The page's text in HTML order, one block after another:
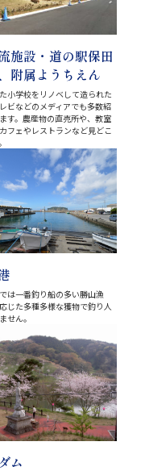
施設・道の駅保田
附属ようちえん
小学校をリノベして造られた
ビなどのメディアでも多数紹
す。農産物の直売所や、教室
フェやレストランなど見どこ
は一番釣り船の多い勝山漁
じた多種多様な獲物で釣り人
せん。
ム